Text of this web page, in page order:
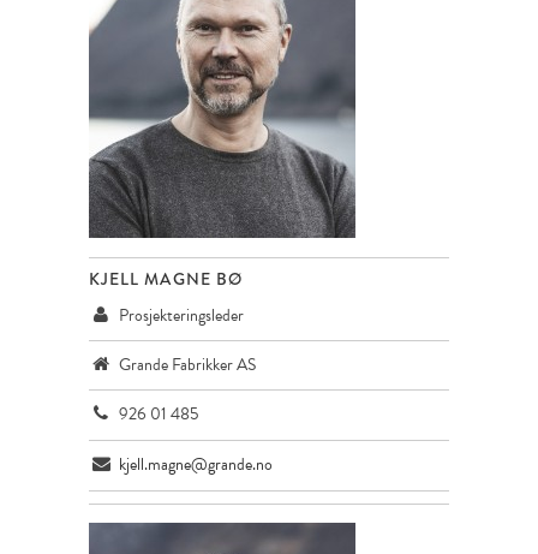
KJELL MAGNE BØ
Prosjekteringsleder
Grande Fabrikker AS
926 01 485
kjell.magne@grande.no